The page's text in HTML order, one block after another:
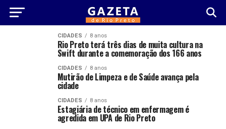
CIDADES 8 anos
Rio Preto terá três dias de muita cultura na
Swift durante a comemoração dos 166 anos
CIDADES 8 anos
Mutirão de Limpeza e de Saúde avança pela
cidade
CIDADES 8 anos
Estagiária de técnico em enfermagem é
agredida em UPA de Rio Preto